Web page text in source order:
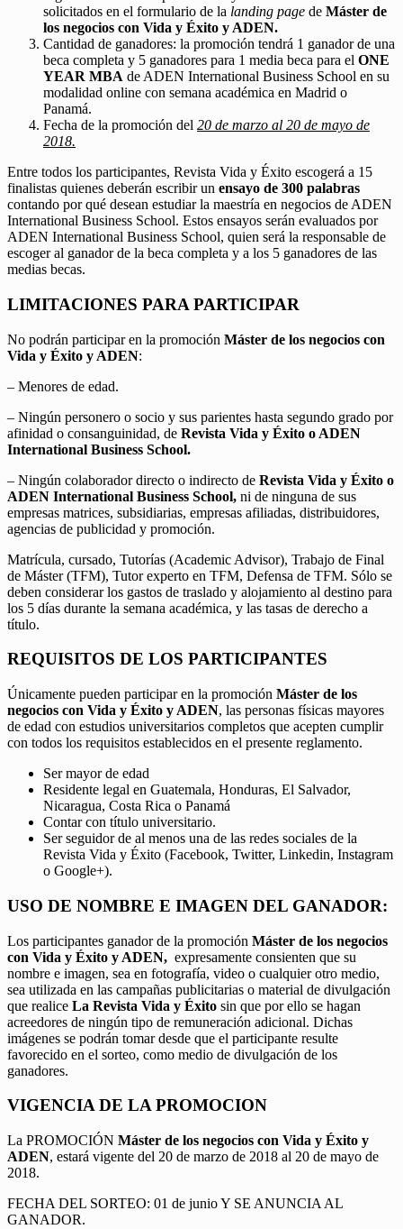
solicitados en el formulario de la landing page de Máster de
los negocios con Vida y Éxito y ADEN.
Cantidad de ganadores: la promoción tendrá 1 ganador de una
beca completa y 5 ganadores para 1 media beca para el ONE
YEAR MBA de ADEN International Business School en su
modalidad online con semana académica en Madrid o
Panamá.
Fecha de la promoción del 20 de marzo al 20 de mayo de
2018.
Entre todos los participantes, Revista Vida y Éxito escogerá a 15
finalistas quienes deberán escribir un ensayo de 300 palabras
contando por qué desean estudiar la maestría en negocios de ADEN
International Business School. Estos ensayos serán evaluados por
ADEN International Business School, quien será la responsable de
escoger al ganador de la beca completa y a los 5 ganadores de las
medias becas.
LIMITACIONES PARA PARTICIPAR
No podrán participar en la promoción Máster de los negocios con
Vida y Éxito y ADEN:
– Menores de edad.
– Ningún personero o socio y sus parientes hasta segundo grado por
afinidad o consanguinidad, de Revista Vida y Éxito o ADEN
International Business School.
– Ningún colaborador directo o indirecto de Revista Vida y Éxito o
ADEN International Business School, ni de ninguna de sus
empresas matrices, subsidiarias, empresas afiliadas, distribuidores,
agencias de publicidad y promoción.
Matrícula, cursado, Tutorías (Academic Advisor), Trabajo de Final
de Máster (TFM), Tutor experto en TFM, Defensa de TFM. Sólo se
deben considerar los gastos de traslado y alojamiento al destino para
los 5 días durante la semana académica, y las tasas de derecho a
título.
REQUISITOS DE LOS PARTICIPANTES
Únicamente pueden participar en la promoción Máster de los
negocios con Vida y Éxito y ADEN, las personas físicas mayores
de edad con estudios universitarios completos que acepten cumplir
con todos los requisitos establecidos en el presente reglamento.
Ser mayor de edad
Residente legal en Guatemala, Honduras, El Salvador,
Nicaragua, Costa Rica o Panamá
Contar con título universitario.
Ser seguidor de al menos una de las redes sociales de la
Revista Vida y Éxito (Facebook, Twitter, Linkedin, Instagram
o Google+).
USO DE NOMBRE E IMAGEN DEL GANADOR:
Los participantes ganador de la promoción Máster de los negocios
con Vida y Éxito y ADEN, expresamente consienten que su
nombre e imagen, sea en fotografía, video o cualquier otro medio,
sea utilizada en las campañas publicitarias o material de divulgación
que realice La Revista Vida y Éxito sin que por ello se hagan
acreedores de ningún tipo de remuneración adicional. Dichas
imágenes se podrán tomar desde que el participante resulte
favorecido en el sorteo, como medio de divulgación de los
ganadores.
VIGENCIA DE LA PROMOCION
La PROMOCIÓN Máster de los negocios con Vida y Éxito y
ADEN, estará vigente del 20 de marzo de 2018 al 20 de mayo de
2018.
FECHA DEL SORTEO: 01 de junio Y SE ANUNCIA AL
GANADOR.